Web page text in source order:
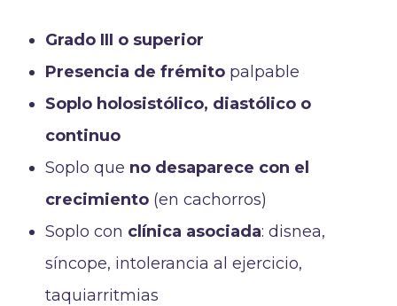
Grado III o superior
Presencia de frémito palpable
Soplo holosistólico, diastólico o
continuo
Soplo que no desaparece con el
crecimiento (en cachorros)
Soplo con clínica asociada: disnea,
síncope, intolerancia al ejercicio,
taquiarritmias